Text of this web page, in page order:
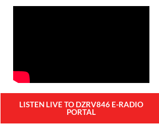
LISTEN LIVE TO DZRV846 E-RADIO
PORTAL